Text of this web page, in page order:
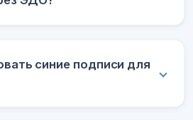
синие подписи для